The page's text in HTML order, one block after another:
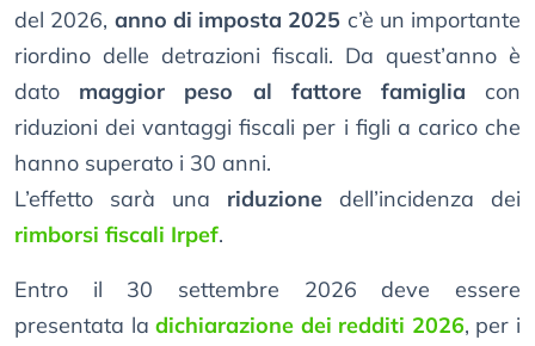
del 2026, anno di imposta 2025 c’è un importante
riordino delle detrazioni fiscali. Da quest’anno è
dato maggior peso al fattore famiglia con
riduzioni dei vantaggi fiscali per i figli a carico che
hanno superato i 30 anni.
L’effetto sarà una riduzione dell’incidenza dei
rimborsi fiscali Irpef.
Entro il 30 settembre 2026 deve essere
presentata ladichiarazione dei redditi 2026, per i